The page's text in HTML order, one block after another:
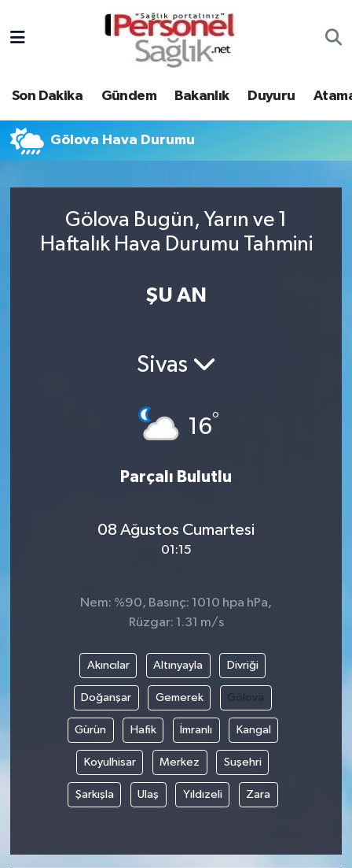
Son Dakika Gündem Bakanlık Duyuru
Gölova Hava Durumu
Gölova Bugün, Yarın ve 1
Haftalık Hava Durumu Tahmini
ŞU AN
Sivas
16°
Parçalı Bulutlu
08 Ağustos Cumartesi
01:15
Nem: %90, Basınç: 1010 hpa hPa,
Rüzgar: 1.31 m/s
Akıncılar Altınyayla Divriği
Doğanşar Gemerek Gölova
Gürün Hafik İmranlı Kangal
Koyulhisar Merkez Suşehri
Şarkışla Ulaş Yıldızeli Zara
Gündem
Bakanlık
Atamalar
Nöbetçi Eczaneler
Hava Durumu
Trafik Durumu
Tüm Manşetler